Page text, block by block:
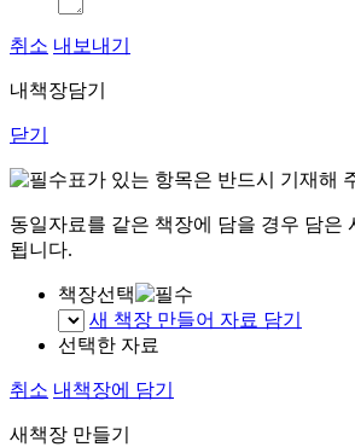
취소 내보내기
내책장담기
닫기
표가 있는 항목은 반드시 기재해
동일자료를 같은 책장에 담을 경우 담은
됩니다.
책장선택
새 책장 만들어 자료 담기
선택한 자료
취소 내책장에 담기
새책장 만들기